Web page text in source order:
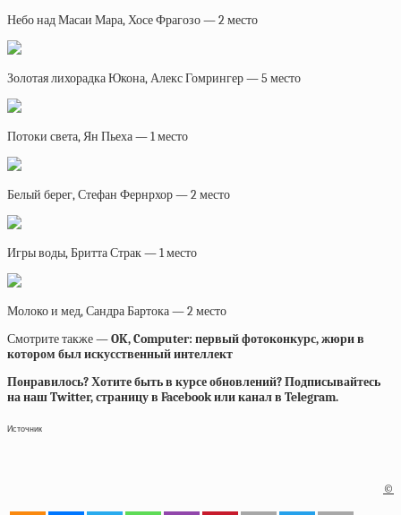
Небо над Масаи Мара, Хосе Фрагозо — 2 место
Золотая лихорадка Юкона, Алекс Гомрингер — 5 место
Потоки света, Ян Пьеха — 1 место
Белый берег, Стефан Фернрхор — 2 место
Игры воды, Бритта Страк — 1 место
Молоко и мед, Сандра Бартока — 2 место
Смотрите также —OK, Computer: первый фотоконкурс, жюри в
котором был искусственный интеллект
Понравилось? Хотите быть в курсе обновлений? Подписывайтесь
на наш Twitter, страницу в Facebook или канал в Telegram.
Источник
©